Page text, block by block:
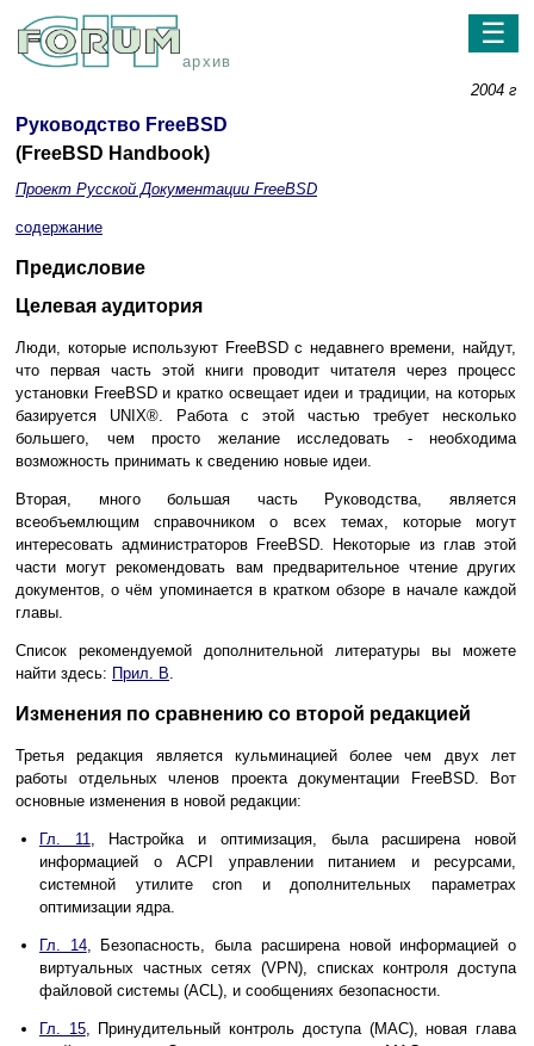
архив
☰
2004 г
Руководство FreeBSD
(FreeBSD Handbook)
Проект Русской Документации FreeBSD
содержание
Предисловие
Целевая аудитория
Люди, которые используют FreeBSD с недавнего времени, найдут,
что первая часть этой книги проводит читателя через процесс
установки FreeBSD и кратко освещает идеи и традиции, на которых
базируется UNIX®. Работа с этой частью требует несколько
большего, чем просто желание исследовать - необходима
возможность принимать к сведению новые идеи.
Вторая, много большая часть Руководства, является
всеобъемлющим справочником о всех темах, которые могут
интересовать администраторов FreeBSD. Некоторые из глав этой
части могут рекомендовать вам предварительное чтение других
документов, о чём упоминается в кратком обзоре в начале каждой
главы.
Список рекомендуемой дополнительной литературы вы можете
найти здесь: Прил. B.
Изменения по сравнению со второй редакцией
Третья редакция является кульминацией более чем двух лет
работы отдельных членов проекта документации FreeBSD. Вот
основные изменения в новой редакции:
Гл. 11, Настройка и оптимизация, была расширена новой
информацией о ACPI управлении питанием и ресурсами,
системной утилите cron и дополнительных параметрах
оптимизации ядра.
Гл. 14, Безопасность, была расширена новой информацией о
виртуальных частных сетях (VPN), списках контроля доступа
файловой системы (ACL), и сообщениях безопасности.
Гл. 15, Принудительный контроль доступа (MAC), новая глава